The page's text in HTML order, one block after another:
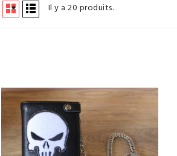
Il y a 20 produits.